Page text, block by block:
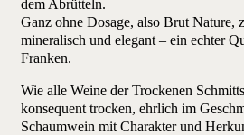
dem Abrütteln.
Ganz ohne Dosage, also Brut Nature,
mineralisch und elegant – ein echter
Franken.
Wie alle Weine der Trockenen
konsequent trocken, ehrlich im
Schaumwein mit Charakter und